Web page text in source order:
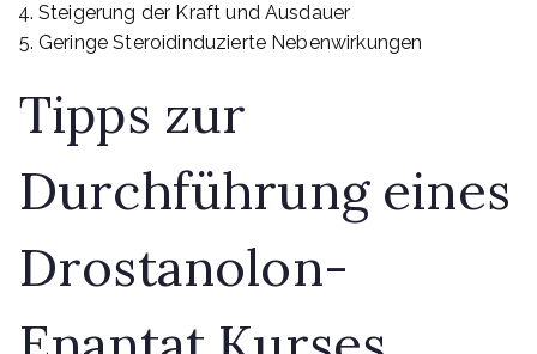
Steigerung der Kraft und Ausdauer
Geringe Steroidinduzierte Nebenwirkungen
Tipps zur
Durchführung eines
Drostanolon-